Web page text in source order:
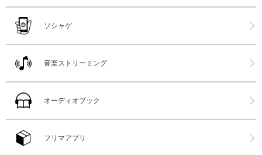
ソシャゲ
音楽ストリーミング
オーディオブック
フリマアプリ